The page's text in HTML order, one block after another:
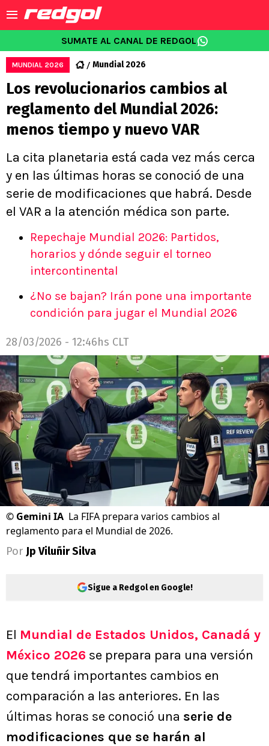
SUMATE AL CANAL DE REDGOL
MUNDIAL 2026 Mundial 2026
Los revolucionarios cambios al
reglamento del Mundial 2026:
menos tiempo y nuevo VAR
La cita planetaria está cada vez más cerca
y en las últimas horas se conoció de una
serie de modificaciones que habrá. Desde
el VAR a la atención médica son parte.
Repechaje Mundial 2026: Partidos,
horarios y dónde seguir el torneo
intercontinental
¿No se bajan? Irán pone una importante
condición para jugar el Mundial 2026
28/03/2026 - 12:46hs CLT
© Gemini IA La FIFA prepara varios cambios al
reglamento para el Mundial de 2026.
Por Jp Viluñir Silva
Sigue a Redgol en Google!
El Mundial de Estados Unidos, Canadá y
México 2026 se prepara para una versión
que tendrá importantes cambios en
comparación a las anteriores. En las
últimas horas se conoció una serie de
modificaciones que se harán al